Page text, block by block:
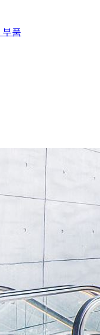
부품